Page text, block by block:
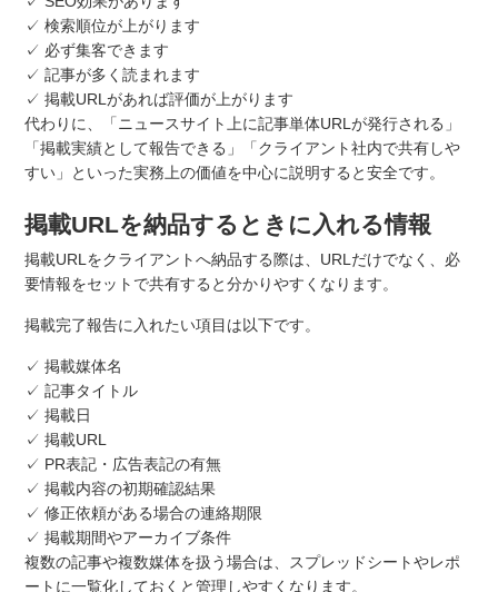
✓ 検索順位が上がります
✓ 必ず集客できます
✓ 記事が多く読まれます
✓ 掲載URLがあれば評価が上がります
代わりに、「ニュースサイト上に記事単体URLが発行される」
「掲載実績として報告できる」「クライアント社内で共有しや
すい」といった実務上の価値を中心に説明すると安全です。
掲載URLを納品するときに入れる情報
掲載URLをクライアントへ納品する際は、URLだけでなく、必
要情報をセットで共有すると分かりやすくなります。
掲載完了報告に入れたい項目は以下です。
✓ 掲載媒体名
✓ 記事タイトル
✓ 掲載日
✓ 掲載URL
✓ PR表記・広告表記の有無
✓ 掲載内容の初期確認結果
✓ 修正依頼がある場合の連絡期限
✓ 掲載期間やアーカイブ条件
複数の記事や複数媒体を扱う場合は、スプレッドシートやレポ
ートに一覧化しておくと管理しやすくなります。